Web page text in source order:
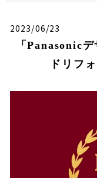
2023/06/23
「Panasonic
ドリフ